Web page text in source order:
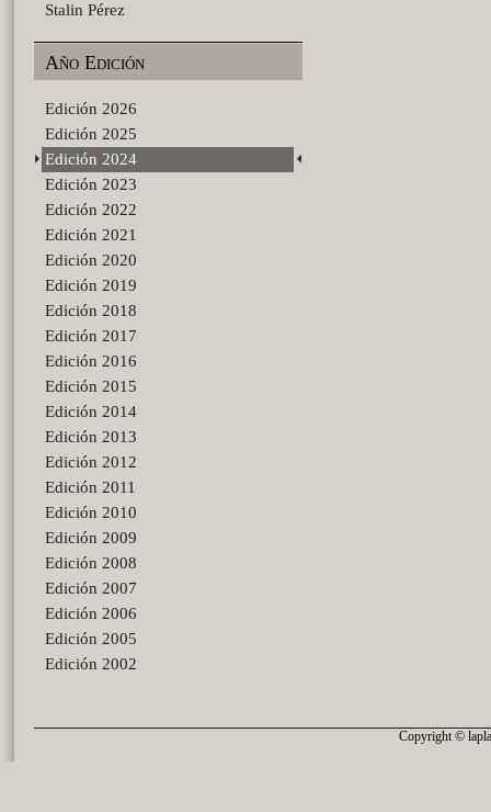
Stalin Pérez
Año Edición
Edición 2026
Edición 2025
Edición 2024
Edición 2023
Edición 2022
Edición 2021
Edición 2020
Edición 2019
Edición 2018
Edición 2017
Edición 2016
Edición 2015
Edición 2014
Edición 2013
Edición 2012
Edición 2011
Edición 2010
Edición 2009
Edición 2008
Edición 2007
Edición 2006
Edición 2005
Edición 2002
Copyright ©